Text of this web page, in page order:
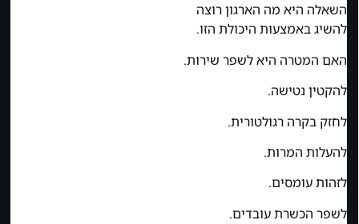
השאלה היא מה הארגון רוצה
להשיג באמצעות היכולת הזו.
האם המטרה היא לשפר שירות.
להקטין נטישה.
לחזק בקרה רגולטורית.
להעלות המרות.
לזהות עומסים.
לשפר הכשרת עובדים.